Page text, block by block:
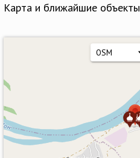
Карта и ближайшие объекты